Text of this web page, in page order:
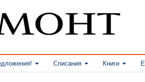
Списания Книги